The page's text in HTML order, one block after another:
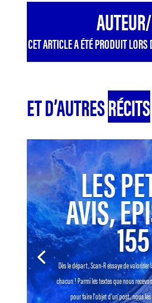
CET ARTICLE A ÉTÉ PRODUIT
ET D’AUTRESRÉCITS
LES
AVIS,
155
Dès le départ, Scan-R essaye de
chacun ! Parmi les textes que nous
pour faire l’objet d’un post, nous